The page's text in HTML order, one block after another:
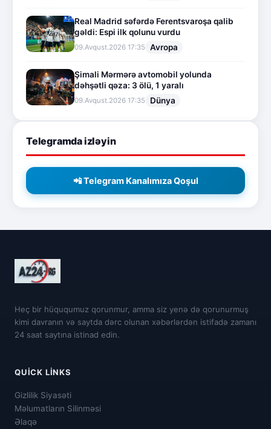
Real Madrid səfərdə Ferentsvaroşa qalib
gəldi: Espi ilk qolunu vurdu
09.Avqust.2026 17:35 Avropa
Şimali Mərmərə avtomobil yolunda
dəhşətli qəza: 3 ölü, 1 yaralı
09.Avqust.2026 17:35 Dünya
Telegramda izləyin
📲 Telegram Kanalımıza Qoşul
Heç bir hüququmuz qorunmur, amma siz yenə də qorunurmuş
kimi davranın və saytda dərc olunan xəbərlərdən istifadə zamanı
24 saat saytına istinad edin.
QUICK LINKS
Gizlilik Siyasəti
Məlumatların Silinməsi
Əlaqə